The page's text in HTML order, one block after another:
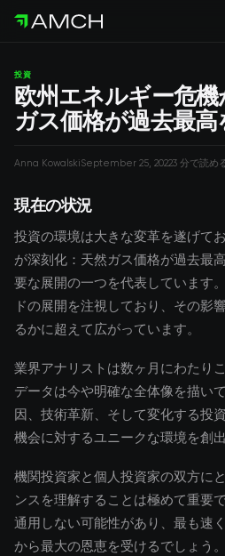
投資
欧州エネルギー危
ガス価格が過去最高
Anna KowalskiSeptember 25, 20223 分で読め
現在の状況
投資の環境は大きな変革を遂げて
が深刻化：天然ガス価格が過去最
要な展開の一つを代表しています
ドの展開を注視しており、その影
るかに超えて広がっています。
業界アナリストは数ヶ月にわたり
データは今や明確な全体像を描い
因、技術革新、そして変化する投
機会に対するユニークな環境を創出
機関投資家と個人投資家の双方に
ンスを理解することは極めて重要
通用しない可能性があり、最も速
から最大の恩恵を受けるでしょう。